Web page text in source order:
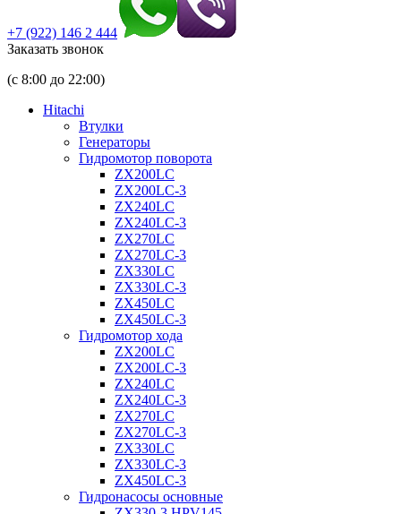
+7 (922) 146 2 444
Заказать звонок
(с 8:00 до 22:00)
Hitachi
Втулки
Генераторы
Гидромотор поворота
ZX200LC
ZX200LC-3
ZX240LC
ZX240LC-3
ZX270LC
ZX270LC-3
ZX330LC
ZX330LC-3
ZX450LC
ZX450LC-3
Гидромотор хода
ZX200LC
ZX200LC-3
ZX240LC
ZX240LC-3
ZX270LC
ZX270LC-3
ZX330LC
ZX330LC-3
ZX450LC-3
Гидронасосы основные